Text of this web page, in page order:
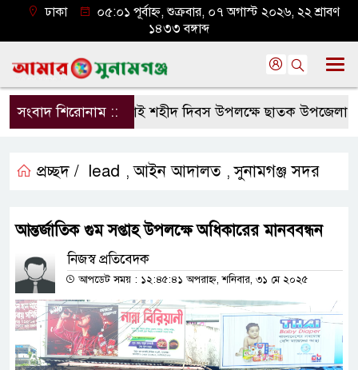
ঢাকা
০৫:০১ পূর্বাহ্ন, শুক্রবার, ০৭ অগাস্ট ২০২৬, ২২ শ্রাবণ
১৪৩৩ বঙ্গাব্দ
সংবাদ শিরোনাম ::জুলাই শহীদ দিবস উপলক্ষে ছাতক উপজেলা
প্রচ্ছদ / lead ,আইন আদালত ,সুনামগঞ্জ সদর
আন্তর্জাতিক গুম সপ্তাহ উপলক্ষে অধিকারের মানববন্ধন
নিজস্ব প্রতিবেদক
আপডেট সময় : ১২:৪৫:৪১ অপরাহ্ন, শনিবার, ৩১ মে ২০২৫